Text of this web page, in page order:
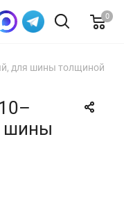
0
для шины толщиной
шины